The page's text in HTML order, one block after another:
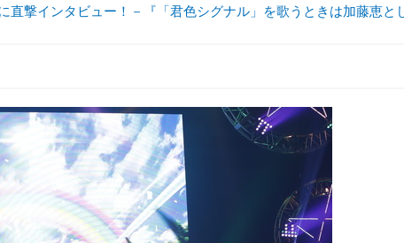
直撃インタビュー！－『「君色シグナル」を歌うときは加藤恵と